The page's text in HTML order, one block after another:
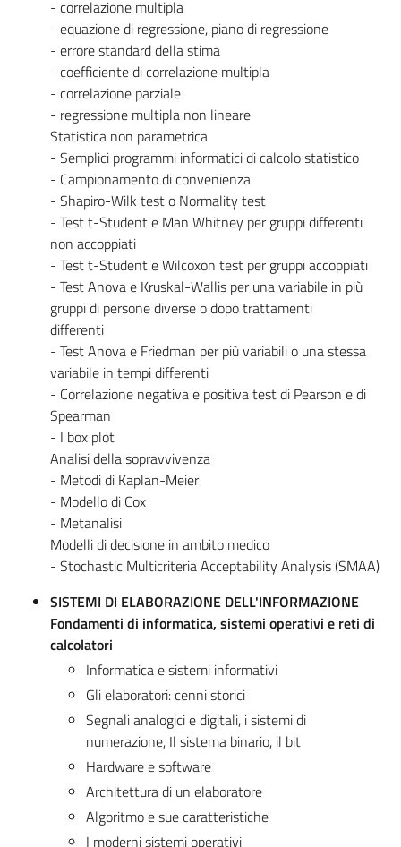
- correlazione multipla
- equazione di regressione, piano di regressione
- errore standard della stima
- coefficiente di correlazione multipla
- correlazione parziale
- regressione multipla non lineare
Statistica non parametrica
- Semplici programmi informatici di calcolo statistico
- Campionamento di convenienza
- Shapiro-Wilk test o Normality test
- Test t-Student e Man Whitney per gruppi differenti
non accoppiati
- Test t-Student e Wilcoxon test per gruppi accoppiati
- Test Anova e Kruskal-Wallis per una variabile in più
gruppi di persone diverse o dopo trattamenti
differenti
- Test Anova e Friedman per più variabili o una stessa
variabile in tempi differenti
- Correlazione negativa e positiva test di Pearson e di
Spearman
- I box plot
Analisi della sopravvivenza
- Metodi di Kaplan-Meier
- Modello di Cox
- Metanalisi
Modelli di decisione in ambito medico
- Stochastic Multicriteria Acceptability Analysis (SMAA)
SISTEMI DI ELABORAZIONE DELL'INFORMAZIONE
Fondamenti di informatica, sistemi operativi e reti di
calcolatori
Informatica e sistemi informativi
Gli elaboratori: cenni storici
Segnali analogici e digitali, i sistemi di
numerazione, Il sistema binario, il bit
Hardware e software
Architettura di un elaboratore
Algoritmo e sue caratteristiche
I moderni sistemi operativi